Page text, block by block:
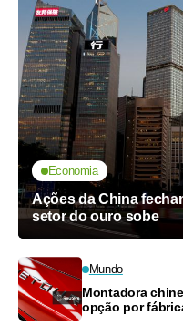
Economia
Ações da China
setor do ouro sobe
Mundo
Montadora
opção por